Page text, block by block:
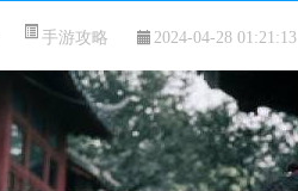
手游攻略 2024-04-28 01:21:13